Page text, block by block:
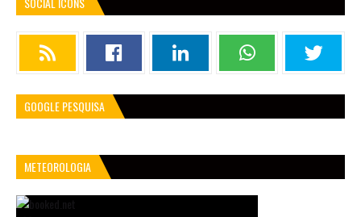
GOOGLE PESQUISA
METEOROLOGIA